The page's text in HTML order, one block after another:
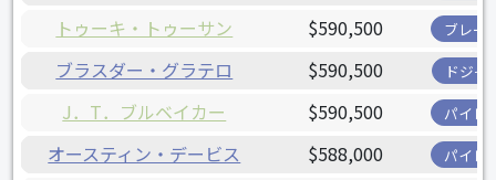
トゥーキ・トゥーサン $590,500 ブレー
ブラスダー・グラテロ $590,500 ドジャ
J．T．ブルベイカー $590,500 パイレ
オースティン・デービス $588,000 パイレ